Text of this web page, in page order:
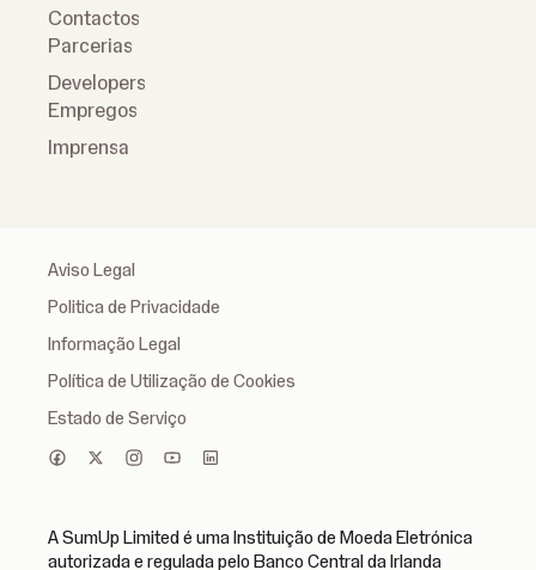
Contactos
Parcerias
Developers
Empregos
Imprensa
Aviso Legal
Politica de Privacidade
Informação Legal
Política de Utilização de Cookies
Estado de Serviço
A SumUp Limited é uma Instituição de Moeda Eletrónica
autorizada e regulada pelo Banco Central da Irlanda